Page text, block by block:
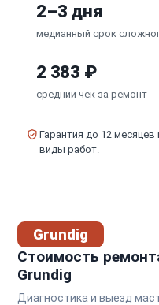
2–3 дня
медианный срок
2 383 ₽
средний чек за ремонт
Гарантия до 12
виды работ.
Grundig
Стоимость
Grundig
Диагностика и выезд